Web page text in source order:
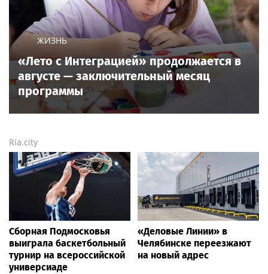
ЖИЗНЬ
«Лето с Интеграцией» продолжается в
августе — заключительный месяц
программы
Ria.city
Сборная Подмосковья
выиграла баскетбольный
турнир на всероссийской
универсиаде
«Деловые Линии» в
Челябинске переезжают
на новый адрес